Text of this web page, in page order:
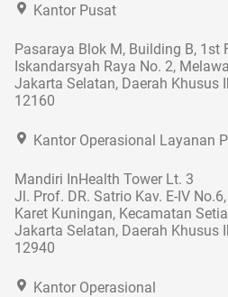
Kantor Pusat
Pasaraya Blok M, Building B, 1st
Iskandarsyah Raya No. 2,
Jakarta Selatan, Daerah Khusus
12160
Kantor Operasional Layanan
Mandiri InHealth Tower Lt. 3
Jl. Prof. DR. Satrio Kav. E-IV
Karet Kuningan, Kecamatan
Jakarta Selatan, Daerah Khusus
12940
Kantor Operasional